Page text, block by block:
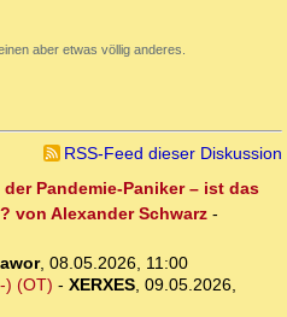
aber etwas völlig anderes.
RSS-Feed dieser Diskussion
Pandemie-Paniker – ist das
von Alexander Schwarz -
, 08.05.2026, 11:00
) (OT) - XERXES, 09.05.2026,